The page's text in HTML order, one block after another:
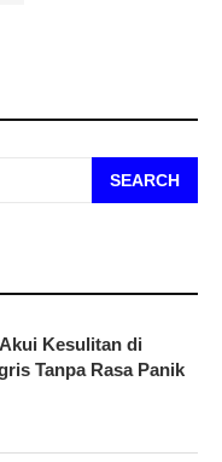
SEARCH
Kesulitan di
Tanpa Rasa Panik